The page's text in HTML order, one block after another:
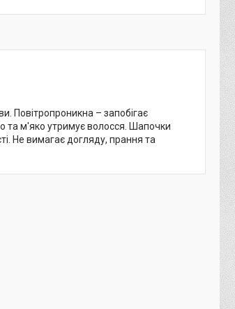
Повітропроникна – запобігає
та м'яко утримує волосся. Шапочки
Не вимагає догляду, прання та